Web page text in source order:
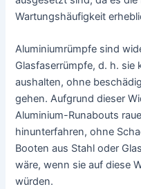
Wartungshäufigkeit
Aluminiumrümpfe sind
Glasfaserrümpfe, d. h. sie
aushalten, ohne
gehen. Aufgrund dieser
Aluminium-Runabouts
hinunterfahren, ohne
Booten aus Stahl oder
wäre, wenn sie auf diese
würden.